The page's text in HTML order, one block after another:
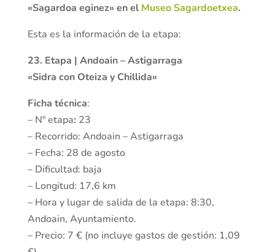
«Sagardoa eginez» en el Museo Sagardoetxea.
Esta es la información de la etapa:
23. Etapa | Andoain – Astigarraga
«Sidra con Oteiza y Chillida»
Ficha técnica:
– Nº etapa: 23
– Recorrido: Andoain – Astigarraga
– Fecha: 28 de agosto
– Dificultad: baja
– Longitud: 17,6 km
– Hora y lugar de salida de la etapa: 8:30,
Andoain, Ayuntamiento.
– Precio: 7 € (no incluye gastos de gestión: 1,09